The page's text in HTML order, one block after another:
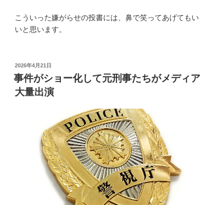
こういった嫌がらせの投書には、鼻で笑ってあげてもい
いと思います。
投
稿
日:
2026年4月21日
事件がショー化して元刑事たちがメディア
大量出演